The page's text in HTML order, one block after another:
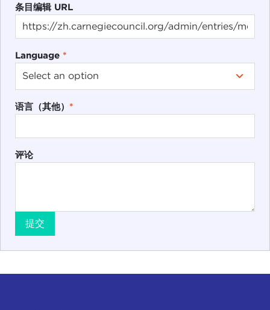
条目编辑 URL
Language *
语言（其他） *
评论
提交